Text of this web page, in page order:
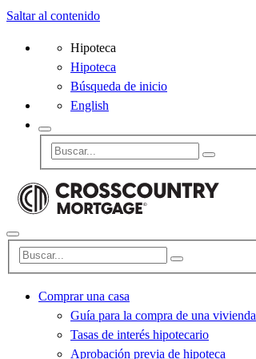
Saltar al contenido
Hipoteca
Hipoteca
Búsqueda de inicio
English
Comprar una casa
Guía para la compra de una vivienda
Tasas de interés hipotecario
Aprobación previa de hipoteca